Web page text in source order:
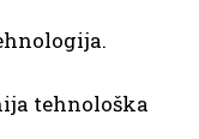
tehnološka